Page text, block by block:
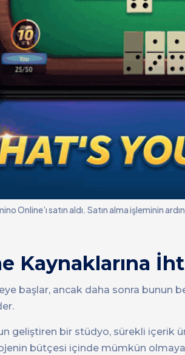
Online’ı satın aldı. Satın alma işleminin
Kaynaklarına
başlar, ancak daha sonra
geliştiren bir stüdyo, sürekli içerik
bütçesi içinde mümkün